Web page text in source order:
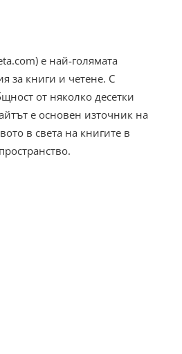
е най-голямата
за книги и четене. С
от няколко десетки
е основен източник на
в света на книгите в